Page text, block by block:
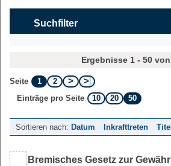
Suchfilter
Ergebnisse 1 - 50
Seite 1
2
Einträge pro Seite
10 20 50
Sortieren nach: Datum Inkrafttreten
Bremisches Gesetz zur